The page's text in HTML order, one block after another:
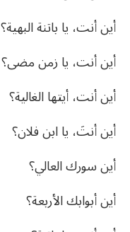
أين أنت، يا باتنة البهية؟
أين أنت، يا زمن مضى؟
أين أنت، أيتها الغالية؟
أين أنتَ، يا ابن فلان؟
أين سورك العالي؟
أين أبوابك الأربعة؟